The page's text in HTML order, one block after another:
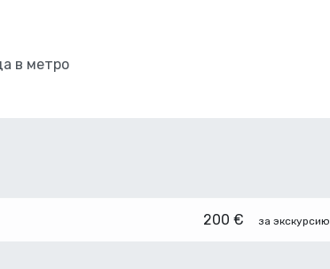
в метро
200 € за экскурсию